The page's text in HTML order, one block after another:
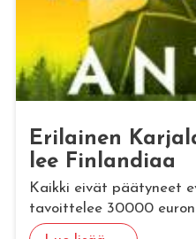
Eri­lai­nen
lee Fin­lan­di­aa
Kaikki eivät päätyneet
tavoittelee 30000